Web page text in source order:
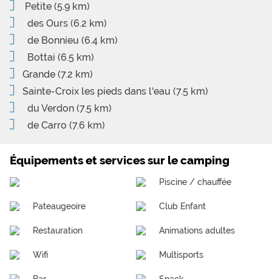
Petite (5.9 km)
des Ours (6.2 km)
de Bonnieu (6.4 km)
Bottai (6.5 km)
Grande (7.2 km)
Sainte-Croix les pieds dans l'eau (7.5 km)
du Verdon (7.5 km)
de Carro (7.6 km)
Équipements et services sur le camping
Piscine / chauffée
Pateaugeoire Club Enfant
Restauration Animations adultes
Wifi Multisports